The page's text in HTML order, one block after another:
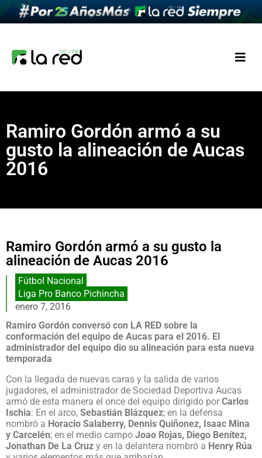
Ramiro Gordón armó a su
gusto la alineación de Aucas
2016
Ramiro Gordón armó a su gusto la
alineación de Aucas 2016
Fútbol Nacional
Liga Pro Banco Pichincha
enero 7, 2016
Ramiro Gordón conversó con LA RED sobre la
conformación del equipo de Aucas para el 2016. El
administrador del equipo dio su alineación para esta nueva
temporada
Con la llegada de nuevas caras y la salida de varios
jugadores, el administrador de Sociedad Deportiva Aucas
armó de esta manera el once del equipo dirigido por Carlos
Ischia: En el arco, Sebastián Blázquez; en la defensa
nombró a Horacio Salaberry, Dennis Quiñonez, Isaac Mina
y Carcelén; en el medio campo Joao Rojas, Diego Benítez,
Jonathan De La Cruz y en la delantera nombró a Henry Rúa